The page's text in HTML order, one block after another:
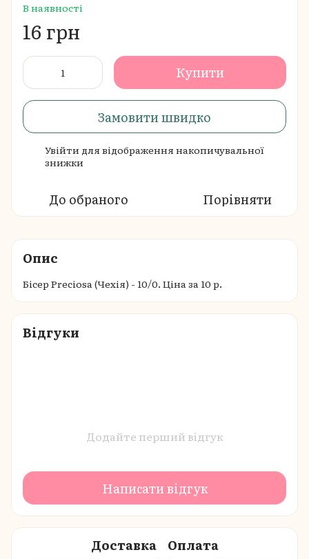
В наявності
16 грн
Купити
Замовити швидко
Увійти для відображення накопичувальної
знижки
До обраного Порівняти
Опис
Бісер Preciosa (Чехія) - 10/0. Ціна за 10 р.
Відгуки
Додайте перший відгук
Написати відгук
Доставка Оплата